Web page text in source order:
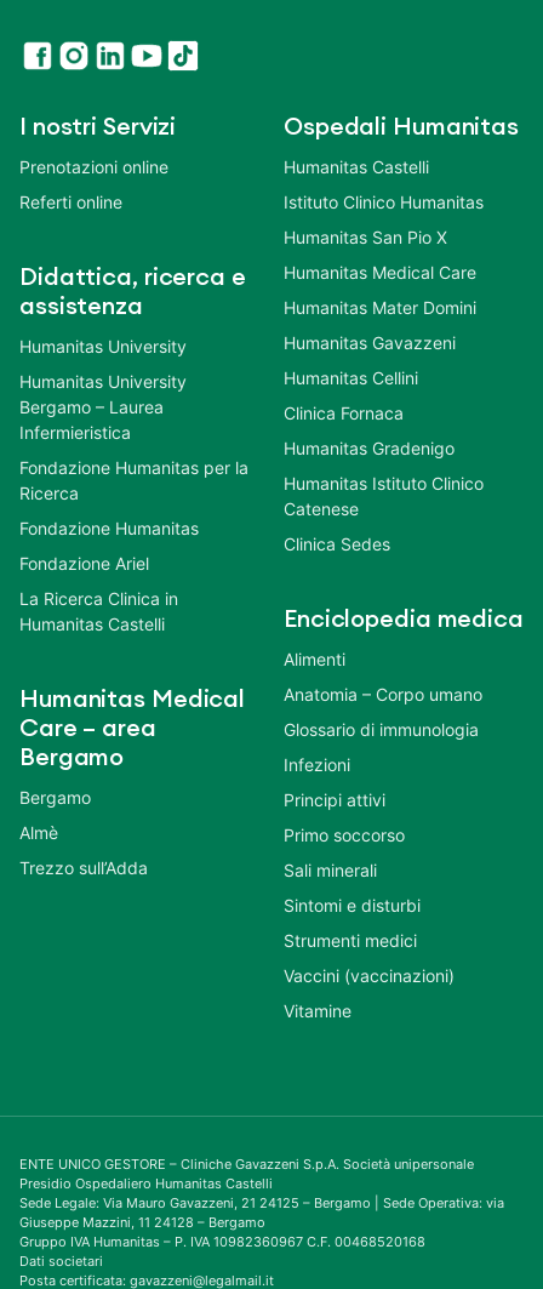
I nostri Servizi
Prenotazioni online
Referti online
Didattica, ricerca e
assistenza
Humanitas University
Humanitas University
Bergamo – Laurea
Infermieristica
Fondazione Humanitas per la
Ricerca
Fondazione Humanitas
Fondazione Ariel
La Ricerca Clinica in
Humanitas Castelli
Humanitas Medical
Care – area
Bergamo
Bergamo
Almè
Trezzo sull’Adda
Ospedali Humanitas
Humanitas Castelli
Istituto Clinico Humanitas
Humanitas San Pio X
Humanitas Medical Care
Humanitas Mater Domini
Humanitas Gavazzeni
Humanitas Cellini
Clinica Fornaca
Humanitas Gradenigo
Humanitas Istituto Clinico
Catenese
Clinica Sedes
Enciclopedia medica
Alimenti
Anatomia – Corpo umano
Glossario di immunologia
Infezioni
Principi attivi
Primo soccorso
Sali minerali
Sintomi e disturbi
Strumenti medici
Vaccini (vaccinazioni)
Vitamine
ENTE UNICO GESTORE – Cliniche Gavazzeni S.p.A. Società unipersonale
Presidio Ospedaliero Humanitas Castelli
Sede Legale: Via Mauro Gavazzeni, 21 24125 – Bergamo | Sede Operativa: via
Giuseppe Mazzini, 11 24128 – Bergamo
Gruppo IVA Humanitas – P. IVA 10982360967 C.F. 00468520168
Dati societari
Posta certificata: gavazzeni@legalmail.it